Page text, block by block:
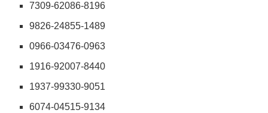
7309-62086-8196
9826-24855-1489
0966-03476-0963
1916-92007-8440
1937-99330-9051
6074-04515-9134